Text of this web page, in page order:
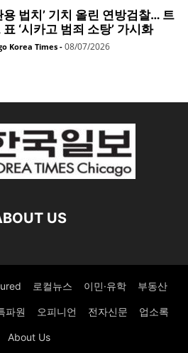
용 법치’ 기치 올린 연방검찰… 트
표 ‘시카고 범죄 소탕’ 가시화
Korea Times - 08/07/2026
US
로컬뉴스 이민·유학 부동산
파원 오피니언 전자신문 업소록
About Us